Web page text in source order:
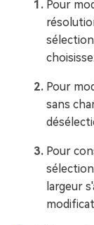
Pour
Pour
sans
Pour
largeur